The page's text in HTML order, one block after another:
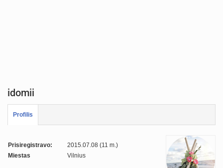
idomii
Profilis
Prisiregistravo:
2015.07.08 (11 m.)
Miestas
Vilnius